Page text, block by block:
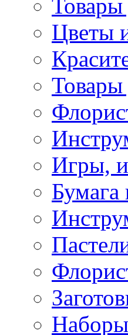
Товары
Цветы
Товары
Игры,
Наборы